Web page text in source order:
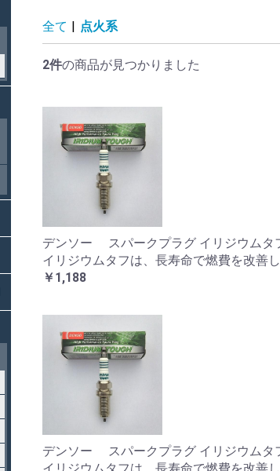
全て 点火系
2件の商品が見つかりました
デンソー スパークプラグ イリジウム
イリジウムタフは、長寿命で燃費を改善し
￥1,188
デンソー スパークプラグ イリジウム